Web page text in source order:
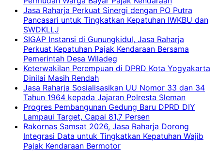
Jasa Raharja Perkuat Sinergi dengan PO Putra
Pancasari untuk Tingkatkan Kepatuhan IWKBU dan
SWDKLLJ
SIGAP Instansi di Gunungkidul, Jasa Raharja
Perkuat Kepatuhan Pajak Kendaraan Bersama
Pemerintah Desa Wiladeg
Keterwakilan Perempuan di DPRD Kota Yogyakarta
Dinilai Masih Rendah
Jasa Raharja Sosialisasikan UU Nomor 33 dan 34
Tahun 1964 kepada Jajaran Polresta Sleman
Progres Pembangunan Gedung Baru DPRD DIY
Lampaui Target, Capai 81,7 Persen
Rakornas Samsat 2026, Jasa Raharja Dorong
Integrasi Data untuk Tingkatkan Kepatuhan Wajib
Pajak Kendaraan Bermotor